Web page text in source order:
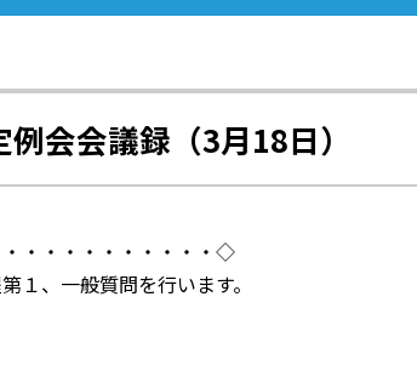
会会議録（3月18日）
・・・・・・・・・・◇
、一般質問を行います。